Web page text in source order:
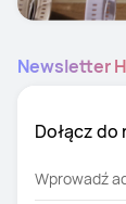
Newsletter
Dołącz do
Wprowadź